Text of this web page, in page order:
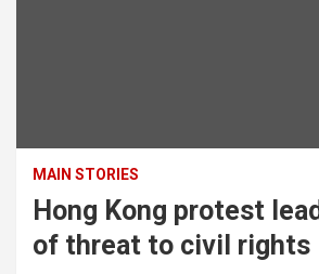
MAIN STORIES
Hong Kong protest
of threat to civil rights